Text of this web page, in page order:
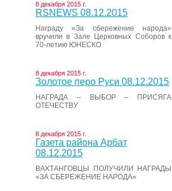
8 декабря 2015 г.
RSNEWS 08.12.2015
Награду «За сбережение народа»
вручили в Зале Церковных Соборов к
70-летию ЮНЕСКО
8 декабря 2015 г.
Золотое перо Руси 08.12.2015
НАГРАДА – ВЫБОР – ПРИСЯГА
ОТЕЧЕСТВУ
8 декабря 2015 г.
Газета района Арбат
08.12.2015
ВАХТАНГОВЦЫ ПОЛУЧИЛИ НАГРАДЫ
«ЗА СБЕРЕЖЕНИЕ НАРОДА»